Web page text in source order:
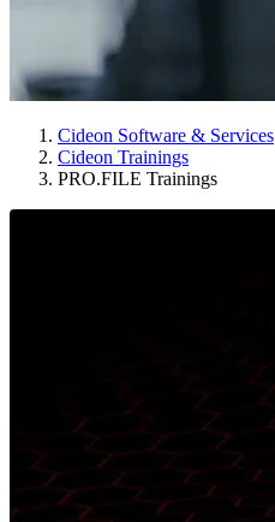
Cideon Software & Services
Cideon Trainings
PRO.FILE Trainings